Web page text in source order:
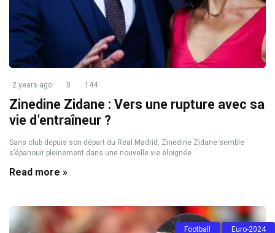
2 years ago 0 144
Zinedine Zidane : Vers une rupture avec sa
vie d’entraîneur ?
Sans club depuis son départ du Real Madrid, Zinedine Zidane semble
s’épanouir pleinement dans une nouvelle vie éloignée ...
Read more »
Football Euro-2024